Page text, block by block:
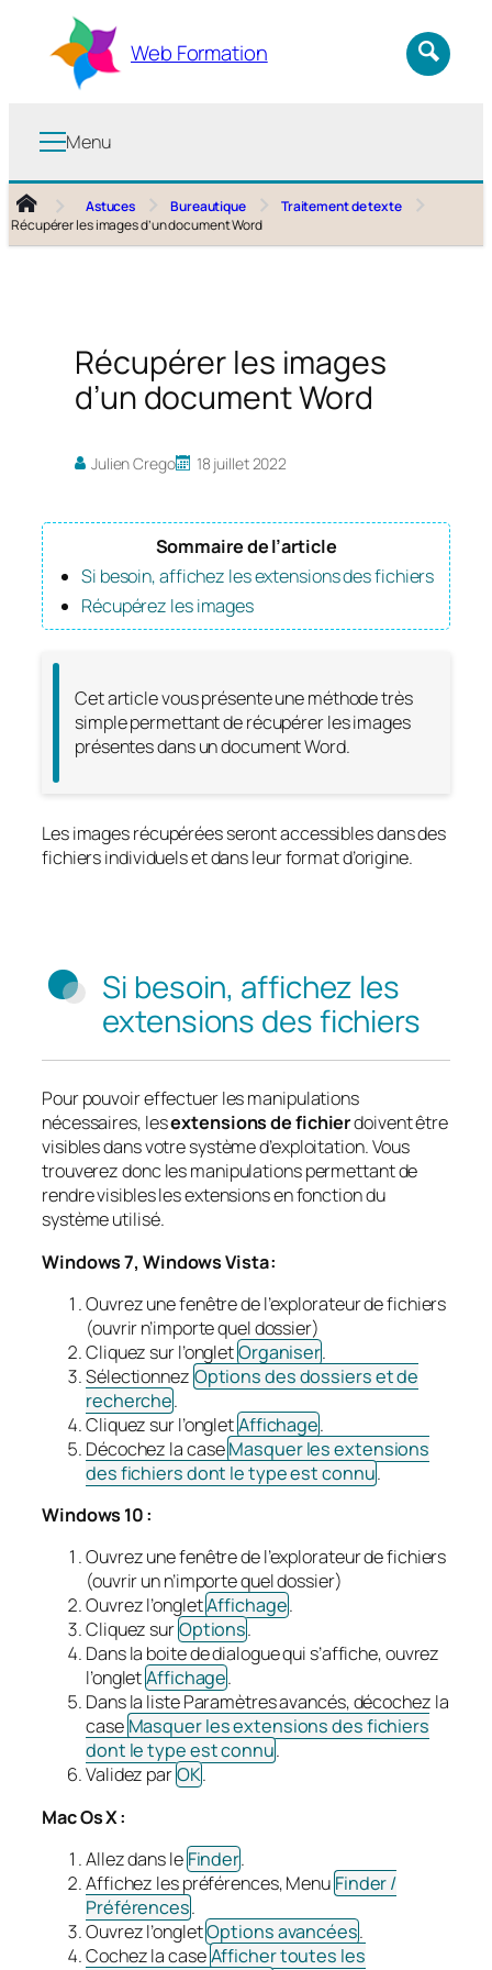
contenu
Web Formation
Menu
Astuces Bureautique
Traitement de texte
Récupérer les images d’un document Word
Récupérer les images
d’un document Word
Julien Crego 18 juillet 2022
Sommaire de l’article
Si besoin, affichez les extensions des fichiers
Récupérez les images
Cet article vous présente une méthode très
simple permettant de récupérer les images
présentes dans un document Word.
Les images récupérées seront accessibles dans des
fichiers individuels et dans leur format d’origine.
Si besoin, affichez les
extensions des fichiers
Pour pouvoir effectuer les manipulations
nécessaires, lesextensions de fichierdoivent être
visibles dans votre système d’exploitation. Vous
trouverez donc les manipulations permettant de
rendre visibles les extensions en fonction du
système utilisé.
Windows 7, Windows Vista :
Ouvrez une fenêtre de l’explorateur de fichiers
(ouvrir n’importe quel dossier)
Cliquez sur l’ongletOrganiser.
Sélectionnez Options des dossiers et de
recherche.
Cliquez sur l’ongletAffichage.
Décochez la caseMasquer les extensions
des fichiers dont le type est connu.
Windows 10 :
Ouvrez une fenêtre de l’explorateur de fichiers
(ouvrir un n’importe quel dossier)
Ouvrez l’ongletAffichage.
Cliquez surOptions.
Dans la boite de dialogue qui s’affiche, ouvrez
l’ongletAffichage.
Dans la liste Paramètres avancés, décochez la
case Masquer les extensions des fichiers
dont le type est connu.
Validez parOK.
Mac Os X :
Allez dans le Finder.
Affichez les préférences, Menu Finder /
Préférences.
Ouvrez l’ongletOptions avancées.
Cochez la caseAfficher toutes les